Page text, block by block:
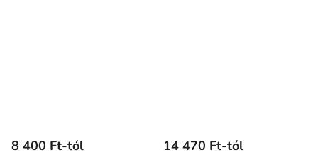
8 400 Ft-tól 14 470 Ft-tól